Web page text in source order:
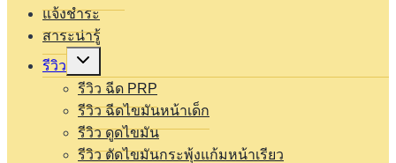
แจ้งชำระ
สาระน่ารู้
รีวิว
Expand
child
menu
รีวิว ฉีด PRP
รีวิว ฉีดไขมันหน้าเด็ก
รีวิว ดูดไขมัน
รีวิว ตัดไขมันกระพุ้งแก้มหน้าเรียว